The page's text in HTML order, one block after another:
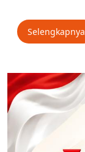
Selengkapnya